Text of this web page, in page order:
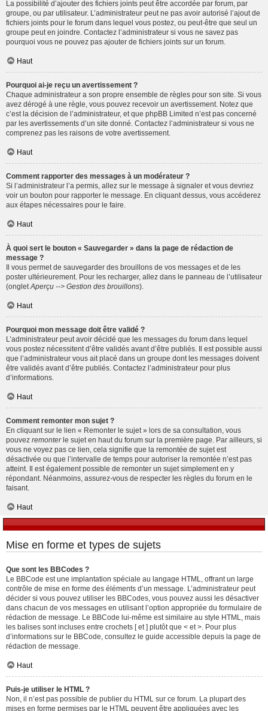
La possibilité d’ajouter des fichiers joints peut être accordée par forum, par
groupe, ou par utilisateur. L’administrateur peut ne pas avoir autorisé l’ajout de
fichiers joints pour le forum dans lequel vous postez, ou peut-être que seul un
groupe peut en joindre. Contactez l’administrateur si vous ne savez pas
pourquoi vous ne pouvez pas ajouter de fichiers joints sur un forum.
Haut
Pourquoi ai-je reçu un avertissement ?
Chaque administrateur a son propre ensemble de règles pour son site. Si vous
avez dérogé à une règle, vous pouvez recevoir un avertissement. Notez que
c’est la décision de l’administrateur, et que phpBB Limited n’est pas concerné
par les avertissements d’un site donné. Contactez l’administrateur si vous ne
comprenez pas les raisons de votre avertissement.
Haut
Comment rapporter des messages à un modérateur ?
Si l’administrateur l’a permis, allez sur le message à signaler et vous devriez
voir un bouton pour rapporter le message. En cliquant dessus, vous accéderez
aux étapes nécessaires pour le faire.
Haut
À quoi sert le bouton « Sauvegarder » dans la page de rédaction de
message ?
Il vous permet de sauvegarder des brouillons de vos messages et de les
poster ultérieurement. Pour les recharger, allez dans le panneau de l’utilisateur
(onglet Aperçu --> Gestion des brouillons).
Haut
Pourquoi mon message doit être validé ?
L’administrateur peut avoir décidé que les messages du forum dans lequel
vous postez nécessitent d’être validés avant d’être publiés. Il est possible aussi
que l’administrateur vous ait placé dans un groupe dont les messages doivent
être validés avant d’être publiés. Contactez l’administrateur pour plus
d’informations.
Haut
Comment remonter mon sujet ?
En cliquant sur le lien « Remonter le sujet » lors de sa consultation, vous
pouvez remonterle sujet en haut du forum sur la première page. Par ailleurs, si
vous ne voyez pas ce lien, cela signifie que la remontée de sujet est
désactivée ou que l’intervalle de temps pour autoriser la remontée n’est pas
atteint. Il est également possible de remonter un sujet simplement en y
répondant. Néanmoins, assurez-vous de respecter les règles du forum en le
faisant.
Haut
Mise en forme et types de sujets
Que sont les BBCodes ?
Le BBCode est une implantation spéciale au langage HTML, offrant un large
contrôle de mise en forme des éléments d’un message. L’administrateur peut
décider si vous pouvez utiliser les BBCodes, vous pouvez aussi les désactiver
dans chacun de vos messages en utilisant l’option appropriée du formulaire de
rédaction de message. Le BBCode lui-même est similaire au style HTML, mais
les balises sont incluses entre crochets [ et ] plutôt que < et >. Pour plus
d’informations sur le BBCode, consultez le guide accessible depuis la page de
rédaction de message.
Haut
Puis-je utiliser le HTML ?
Non, il n’est pas possible de publier du HTML sur ce forum. La plupart des
mises en forme permises par le HTML peuvent être appliquées avec les